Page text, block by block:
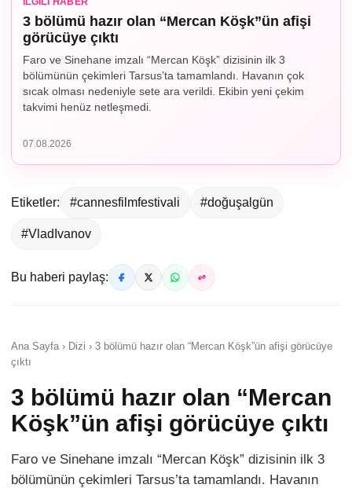
3 bölümü hazır olan “Mercan Köşk”ün afişi
görücüye çıktı
Faro ve Sinehane imzalı “Mercan Köşk” dizisinin ilk 3
bölümünün çekimleri Tarsus’ta tamamlandı. Havanın çok
sıcak olması nedeniyle sete ara verildi. Ekibin yeni çekim
takvimi henüz netleşmedi.
07.08.2026
Etiketler: #cannesfilmfestivali #doğuşalgün
#VladIvanov
Bu haberi paylaş:
Ana Sayfa › Dizi › 3 bölümü hazır olan “Mercan Köşk”ün afişi görücüye
çıktı
3 bölümü hazır olan “Mercan
Köşk”ün afişi görücüye çıktı
Faro ve Sinehane imzalı “Mercan Köşk” dizisinin ilk 3
bölümünün çekimleri Tarsus’ta tamamlandı. Havanın